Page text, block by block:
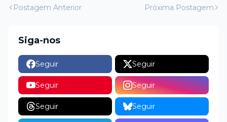
Postagem Anterior Próxima Postagem
Siga-nos
Seguir Seguir
Seguir Seguir
Seguir Seguir